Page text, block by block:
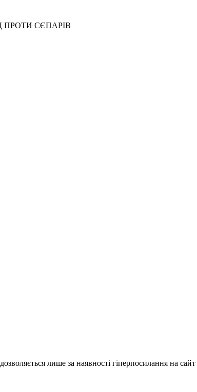
ПРОТИ СЄПАРІВ
лише за наявності гіперпосилання на сайт